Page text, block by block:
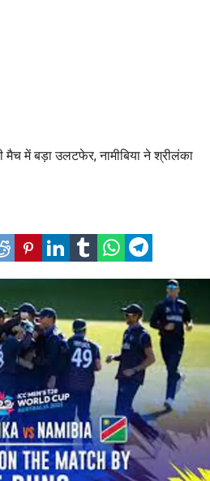
में बड़ा उलटफेर, नामीबिया ने श्रीलंका